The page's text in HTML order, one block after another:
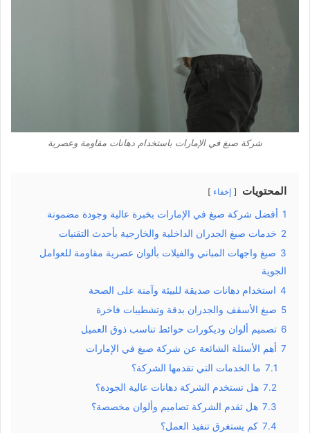
شركة صبغ في الإمارات باستخدام دهانات مقاومة وعصرية
المحتويات إخفاء
1 أفضل شركة صبغ في الإمارات بخبرة عالية وجودة مضمونة
2 خدمات صبغ الجدران الداخلية والخارجية بأحدث التقنيات
3 صبغ واجهات المباني والفيلات بألوان عصرية مقاومة للعوامل
الجوية
4 استخدام دهانات صديقة للبيئة وآمنة على الصحة
5 صبغ الأسقف والجدران بدقة وتشطيبات فاخرة
6 تصميم ألوان وديكورات حوائط تناسب ذوق العميل
7 أهم الأسئلة الشائعة عن شركة صبغ في الإمارات
7.1 ما الخدمات التي تقدمها الشركة؟
7.2 هل تستخدم الشركة دهانات عالية الجودة؟
7.3 هل تقدم الشركة تصاميم وألوان مخصصة؟
7.4 كم يستغرق تنفيذ العمل؟